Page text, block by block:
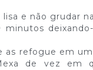
e não grudar
as refogue em
de vez em